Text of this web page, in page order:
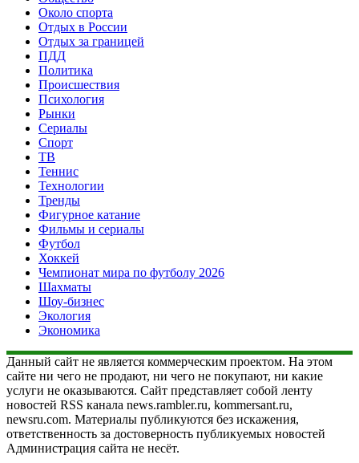
Около спорта
Отдых в России
Отдых за границей
ПДД
Политика
Происшествия
Психология
Рынки
Сериалы
Спорт
ТВ
Теннис
Технологии
Тренды
Фигурное катание
Фильмы и сериалы
Футбол
Хоккей
Чемпионат мира по футболу 2026
Шахматы
Шоу-бизнес
Экология
Экономика
Данный сайт не является коммерческим проектом. На этом
сайте ни чего не продают, ни чего не покупают, ни какие
услуги не оказываются. Сайт представляет собой ленту
новостей RSS канала news.rambler.ru, kommersant.ru,
newsru.com. Материалы публикуются без искажения,
ответственность за достоверность публикуемых новостей
Администрация сайта не несёт.